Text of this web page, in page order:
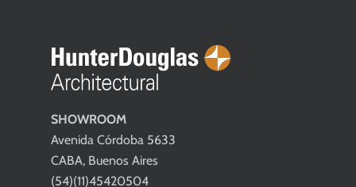
SHOWROOM
Avenida Córdoba 5633
CABA, Buenos Aires
(54)(11)45420504